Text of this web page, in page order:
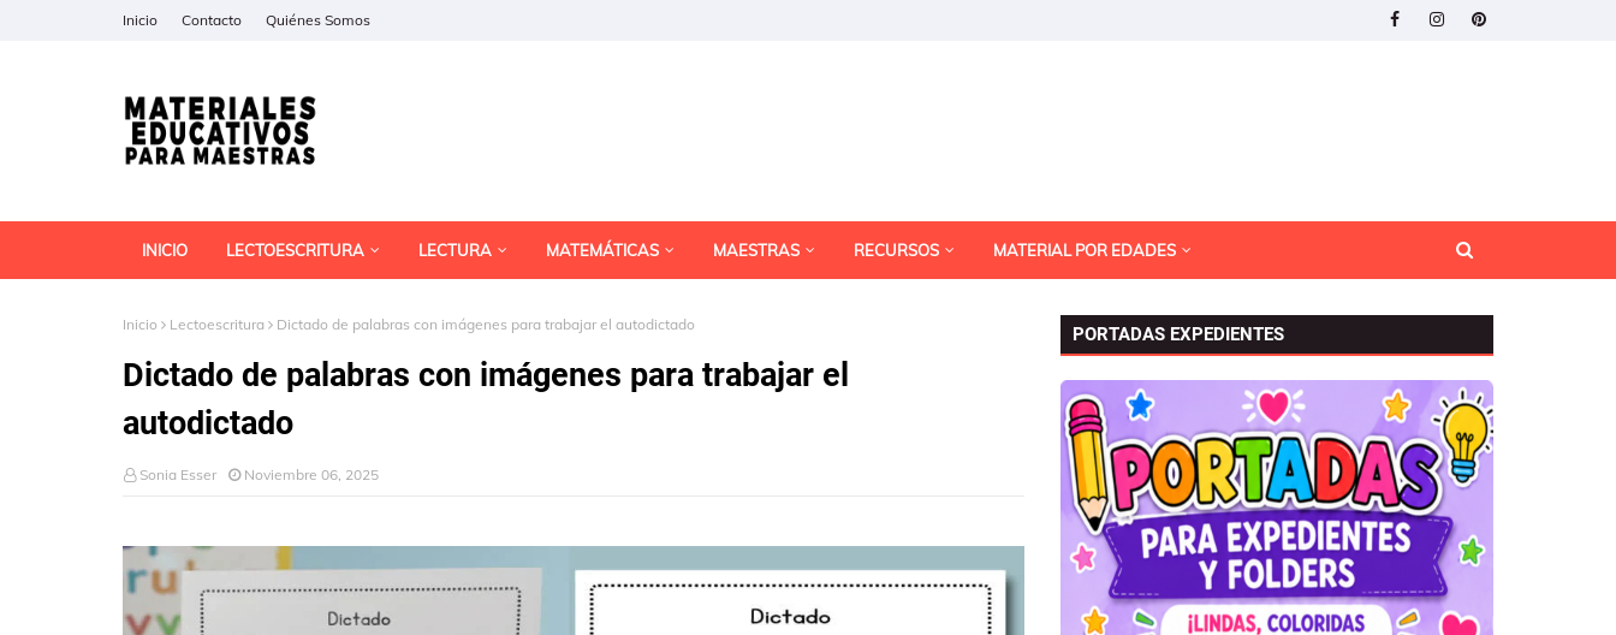
Inicio Contacto Quiénes Somos
INICIO LECTOESCRITURA LECTURA MATEMÁTICAS MAESTRAS RECURSOS MATERIAL POR EDADES
Inicio Lectoescritura Dictado de palabras con imágenes para trabajar el autodictado
Dictado de palabras con imágenes para trabajar el
autodictado
Sonia Esser Noviembre 06, 2025
PORTADAS EXPEDIENTES